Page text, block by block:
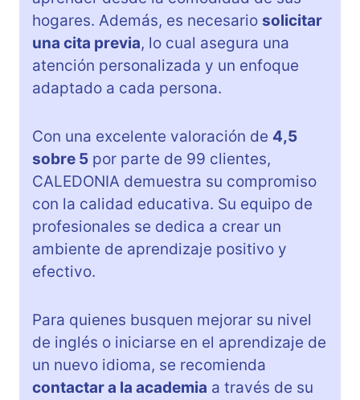
hogares. Además, es necesario solicitar
una cita previa, lo cual asegura una
atención personalizada y un enfoque
adaptado a cada persona.
Con una excelente valoración de 4,5
sobre 5 por parte de 99 clientes,
CALEDONIA demuestra su compromiso
con la calidad educativa. Su equipo de
profesionales se dedica a crear un
ambiente de aprendizaje positivo y
efectivo.
Para quienes busquen mejorar su nivel
de inglés o iniciarse en el aprendizaje de
un nuevo idioma, se recomienda
contactar a la academia a través de su